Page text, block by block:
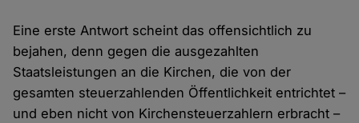
Eine erste Antwort scheint das offensichtlich zu
bejahen, denn gegen die ausgezahlten
Staatsleistungen an die Kirchen, die von der
gesamten steuerzahlenden Öffentlichkeit entrichtet –
und eben nicht von Kirchensteuerzahlern erbracht –